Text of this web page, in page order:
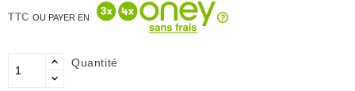
TTCOU PAYER EN
Quantité